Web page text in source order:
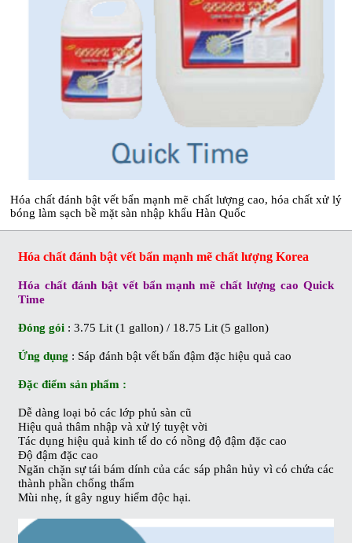
Hóa chất đánh bật vết bẩn mạnh mẽ chất lượng cao, hóa chất xử lý
bóng làm sạch bề mặt sàn nhập khẩu Hàn Quốc
Hóa chất đánh bật vết bẩn mạnh mẽ chất lượng Korea
Hóa chất đánh bật vết bẩn mạnh mẽ chất lượng cao Quick
Time
Đóng gói : 3.75 Lit (1 gallon) / 18.75 Lit (5 gallon)
Ứng dụng : Sáp đánh bật vết bẩn đậm đặc hiệu quả cao
Đặc điểm sản phẩm :
Dễ dàng loại bỏ các lớp phủ sàn cũ
Hiệu quả thâm nhập và xử lý tuyệt vời
Tác dụng hiệu quả kinh tế do có nồng độ đậm đặc cao
Độ đậm đặc cao
Ngăn chặn sự tái bám dính của các sáp phân hủy vì có chứa các
thành phần chống thấm
Mùi nhẹ, ít gây nguy hiểm độc hại.